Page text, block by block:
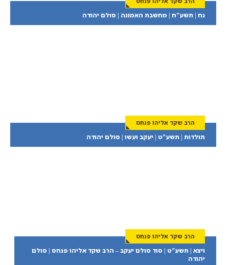
נח | תשע”ח | מחשבת האמונה | סולם יהודה
הרב שקד אליהו פנחס
תולדות | תשע”ט | יעקב ועשו | סולם יהודה
הרב שקד אליהו פנחס
ויצא | תשע”ט | סוד סולם יעקב – הרב שקד אליהו פנחס | סולם
יהודה